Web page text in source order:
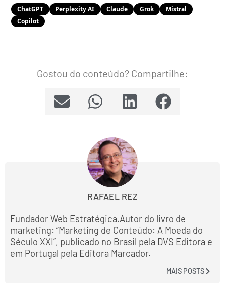
ChatGPT Perplexity AI Claude Grok
Mistral
Copilot
Gostou do conteúdo? Compartilhe:
RAFAEL REZ
Fundador Web Estratégica.Autor do livro de
marketing: “Marketing de Conteúdo: A Moeda do
Século XXI”, publicado no Brasil pela DVS Editora e
em Portugal pela Editora Marcador.
MAIS POSTS